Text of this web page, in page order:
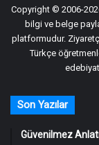
Copyright © 2006-
bilgi ve belge
platformudur.
Türkçe
Son Yazılar
Güvenilmez